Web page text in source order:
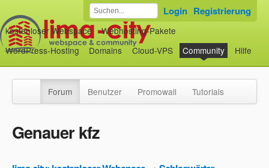
kostenloser Webspace
Webhosting-Pakete
WordPress-Hosting
Domains Cloud-VPS Community Hilfe
Login Registrierung
Forum Benutzer Promowall Tutorials
Genauer kfz